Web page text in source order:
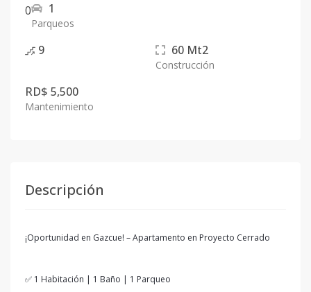
0 1
Parqueos
9 60 Mt2
Construcción
RD$ 5,500
Mantenimiento
Descripción
¡Oportunidad en Gazcue! – Apartamento en Proyecto Cerrado
✅ 1 Habitación | 1 Baño | 1 Parqueo